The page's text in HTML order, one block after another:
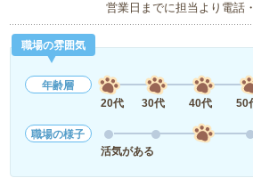
営業日までに担当より電話
職場の雰囲気
年齢層
20代
30代 40代 50
職場の様子
活気がある